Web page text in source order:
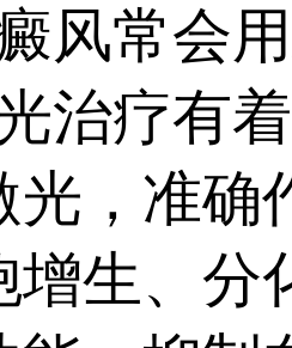
风常会
治疗有
，准确
生、分